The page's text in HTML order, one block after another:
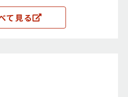
て見る